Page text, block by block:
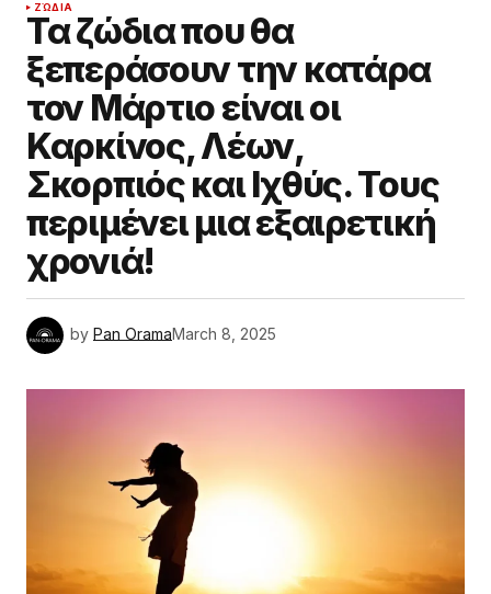
ΖΏΔΙΑ
Τα ζώδια που θα
ξεπεράσουν την κατάρα
τον Μάρτιο είναι οι
Καρκίνος, Λέων,
Σκορπιός και Ιχθύς. Τους
περιμένει μια εξαιρετική
χρονιά!
by Pan OramaMarch 8, 2025